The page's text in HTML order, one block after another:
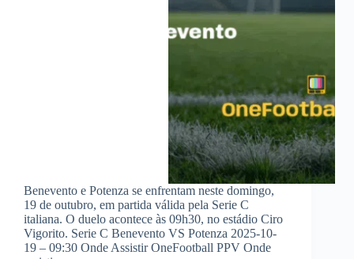
Benevento e Potenza se enfrentam neste domingo,
19 de outubro, em partida válida pela Serie C
italiana. O duelo acontece às 09h30, no estádio Ciro
Vigorito. Serie C Benevento VS Potenza 2025-10-
19 – 09:30 Onde Assistir OneFootball PPV Onde